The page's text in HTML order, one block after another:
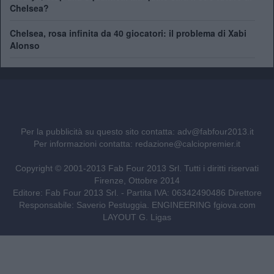
Chelsea?
Chelsea, rosa infinita da 40 giocatori: il problema di Xabi
Alonso
Per la pubblicità su questo sito contatta: adv@fabfour2013.it
Per informazioni contatta: redazione@calciopremier.it
Copyright © 2001-2013 Fab Four 2013 Srl. Tutti i diritti riservati
Firenze, Ottobre 2014
Editore: Fab Four 2013 Srl. - Partita IVA: 06342490486 Direttore
Responsabile: Saverio Pestuggia. ENGINEERING fgiova.com
LAYOUT G. Ligas